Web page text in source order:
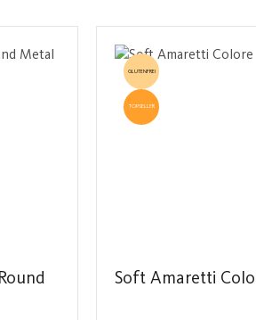
GLUTENFREI
TOPSELLER
Soft Amaretti